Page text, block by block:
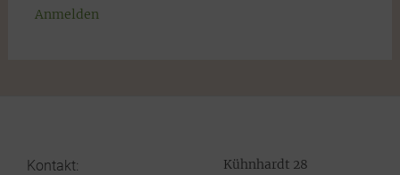
Anmelden
Kontakt:
Kühnhardt 28